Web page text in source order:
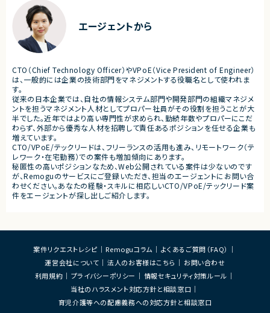
■その他補足
・フルリモート勤務 （初日のみ目黒へ出社）
エージェントから
CTO（Chief Technology Officer）やVPoE（Vice President of Engineer）
は、一般的には企業の技術部門をマネジメントする役職名として使われま
す。
従来の日本企業では、自社の情報システム部門や開発部門の組織マネジメ
ントを担うマネジメント人材としてプロパー社員がその役割を担うことが大
半でした。近年ではより高い専門性が求められ、勤続年数やプロパーにこだ
わらず、外部から優秀な人材を招聘して責任あるポジションを任せる企業も
増えています。
CTO/VPoE/テックリードは、フリーランスの活用も進み、リモートワーク（テ
レワーク・在宅勤務）での案件も増加傾向にあります。
秘匿性の高いポジションなため、Web公開されている案件は少ないのです
が、Remoguのサービスにご登録いただき、担当のエージェントにお問い合
わせください。あなたの経験・スキルに相応しいCTO/VPoE/テックリード案
件をエージェントが探し出しご紹介します。
案件リクエストレシピ Remoguコラム
よくあるご質問（FAQ）
運営会社について
法人のお客様はこちら
お問い合わせ
利用規約
プライバシーポリシー
情報セキュリティ対策ルール
当社のハラスメント対応方針と相談窓口
育児介護等への配慮義務への対応方針と相談窓口